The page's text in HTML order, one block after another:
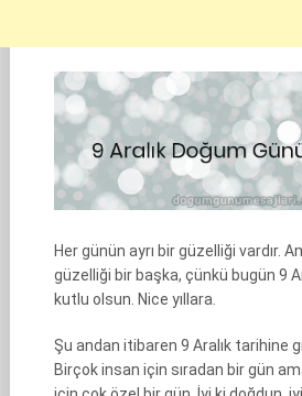
Her günün ayrı bir güzelliği vardır.
güzelliği bir başka, çünkü bugün 9
kutlu olsun. Nice yıllara.
Şu andan itibaren 9 Aralık tarihine
Birçok insan için sıradan bir gün